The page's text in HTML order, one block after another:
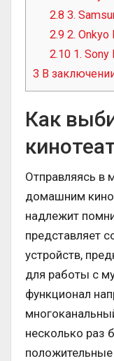
2.8 3.
2.9 2. Onkyo
2.10 1. Sony
3 В
Как
Отправляясь в
домашним
надлежит
представляет
устройств,
для работы с
функционал
несколько раз
положительные